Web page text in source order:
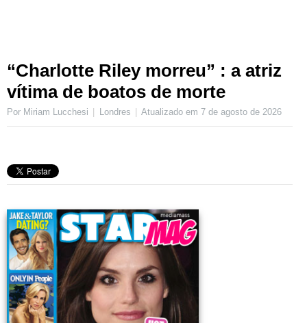
“Charlotte Riley morreu” : a atriz
vítima de boatos de morte
Por Miriam Lucchesi Londres Atualizado em 7 de agosto de 2026